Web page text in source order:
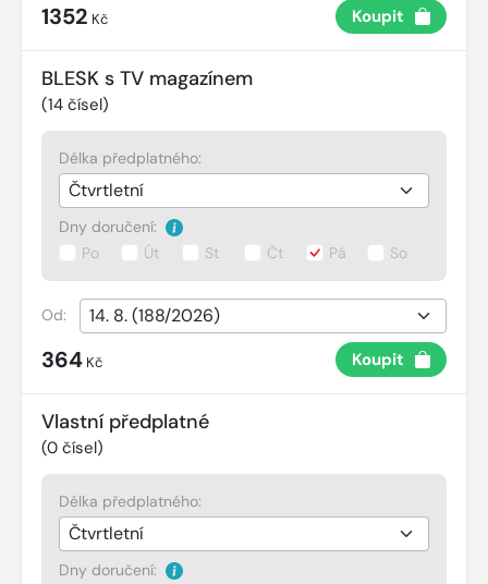
1352 Kč Koupit
BLESK s TV magazínem
(14 čísel)
Délka předplatného:
Dny doručení:
Po
Út St Čt Pá So
Od:
364 Kč Koupit
Vlastní předplatné
(0 čísel)
Délka předplatného:
Dny doručení: